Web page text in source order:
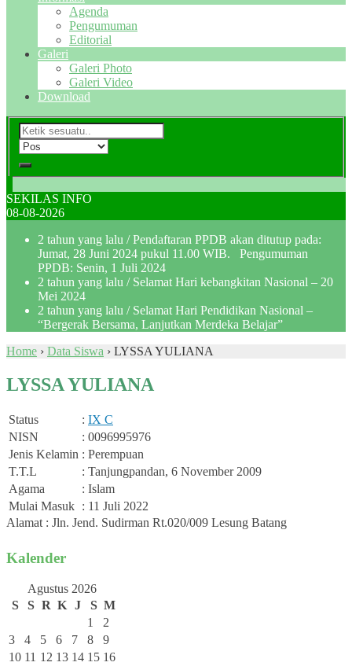
Agenda
Pengumuman
Editorial
Galeri
Galeri Photo
Galeri Video
Download
SEKILAS INFO
08-08-2026
2 tahun yang lalu / Pendaftaran PPDB akan ditutup pada:
Jumat, 28 Juni 2024 pukul 11.00 WIB. Pengumuman
PPDB: Senin, 1 Juli 2024
2 tahun yang lalu / Selamat Hari kebangkitan Nasional – 20
Mei 2024
2 tahun yang lalu / Selamat Hari Pendidikan Nasional –
“Bergerak Bersama, Lanjutkan Merdeka Belajar”
Home › Data Siswa › LYSSA YULIANA
LYSSA YULIANA
Status : IX C
NISN
: 0096995976
Jenis Kelamin : Perempuan
T.T.L
: Tanjungpandan, 6 November 2009
Agama
: Islam
Mulai Masuk : 11 Juli 2022
Alamat : Jln. Jend. Sudirman Rt.020/009 Lesung Batang
Kalender
Agustus 2026
S
S R K J S M
1
2
3
4 5 6 7 8
9
10 11 12 13 14 15 16